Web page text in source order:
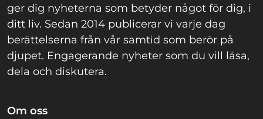
ger dig nyheterna som betyder något för dig, i
ditt liv. Sedan 2014 publicerar vi varje dag
berättelserna från vår samtid som berör på
djupet. Engagerande nyheter som du vill läsa,
dela och diskutera.
Om oss